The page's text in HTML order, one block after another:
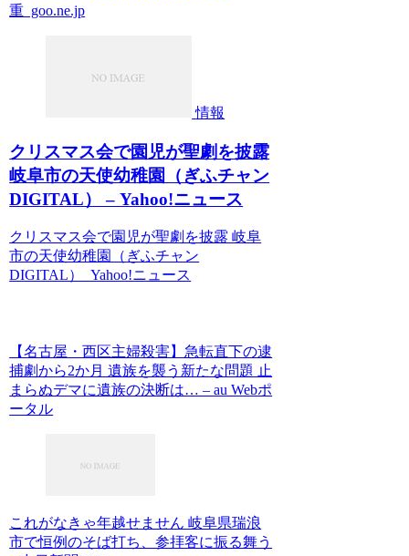
重 goo.ne.jp
情報
クリスマス会で園児が聖劇を披露
岐阜市の天使幼稚園（ぎふチャン
DIGITAL） – Yahoo!ニュース
クリスマス会で園児が聖劇を披露 岐阜
市の天使幼稚園（ぎふチャン
DIGITAL） Yahoo!ニュース
【名古屋・西区主婦殺害】急転直下の逮
捕劇から2か月 遺族を襲う新たな問題 止
まらぬデマに遺族の決断は… – au Webポ
ータル
これがなきゃ年越せません 岐阜県瑞浪
市で恒例のそば打ち、参拝客に振る舞う